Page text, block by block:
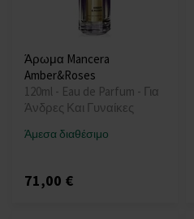
Άρωμα Mancera
Amber&Roses
120ml - Eau de Parfum - Για
Άνδρες Και Γυναίκες
Άμεσα διαθέσιμο
71,00 €